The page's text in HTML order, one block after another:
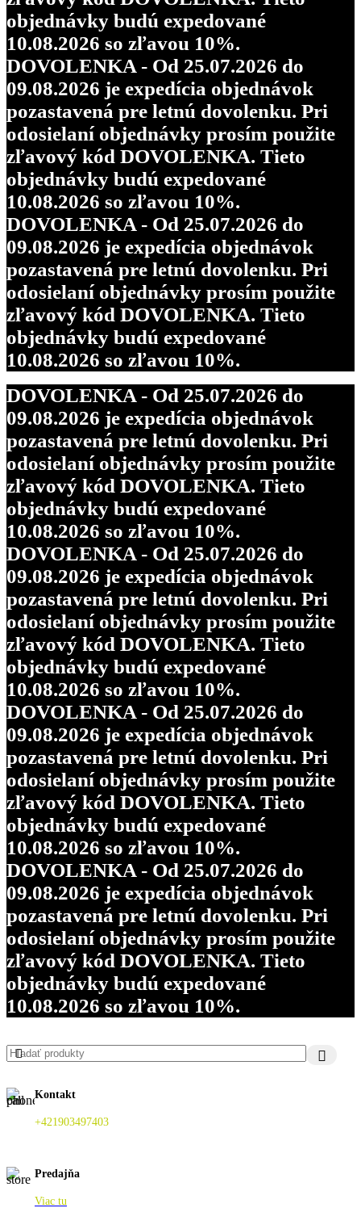
objednávky budú expedované
10.08.2026 so zľavou 10%.
DOVOLENKA - Od 25.07.2026 do
09.08.2026 je expedícia objednávok
pozastavená pre letnú dovolenku. Pri
odosielaní objednávky prosím použite
zľavový kód DOVOLENKA. Tieto
objednávky budú expedované
10.08.2026 so zľavou 10%.
DOVOLENKA - Od 25.07.2026 do
09.08.2026 je expedícia objednávok
pozastavená pre letnú dovolenku. Pri
odosielaní objednávky prosím použite
zľavový kód DOVOLENKA. Tieto
objednávky budú expedované
10.08.2026 so zľavou 10%.
DOVOLENKA - Od 25.07.2026 do
09.08.2026 je expedícia objednávok
pozastavená pre letnú dovolenku. Pri
odosielaní objednávky prosím použite
zľavový kód DOVOLENKA. Tieto
objednávky budú expedované
10.08.2026 so zľavou 10%.
DOVOLENKA - Od 25.07.2026 do
09.08.2026 je expedícia objednávok
pozastavená pre letnú dovolenku. Pri
odosielaní objednávky prosím použite
zľavový kód DOVOLENKA. Tieto
objednávky budú expedované
10.08.2026 so zľavou 10%.
DOVOLENKA - Od 25.07.2026 do
09.08.2026 je expedícia objednávok
pozastavená pre letnú dovolenku. Pri
odosielaní objednávky prosím použite
zľavový kód DOVOLENKA. Tieto
objednávky budú expedované
10.08.2026 so zľavou 10%.
DOVOLENKA - Od 25.07.2026 do
09.08.2026 je expedícia objednávok
pozastavená pre letnú dovolenku. Pri
odosielaní objednávky prosím použite
zľavový kód DOVOLENKA. Tieto
objednávky budú expedované
10.08.2026 so zľavou 10%.
Kontakt
+421903497403
Predajňa
Viac tu